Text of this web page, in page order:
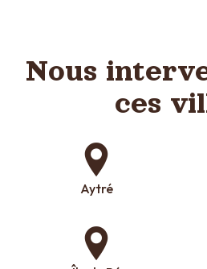
Nous
ces
Aytré